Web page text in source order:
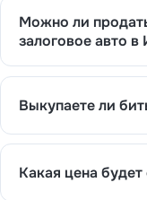
Можно ли
залоговое авто в
Выкупаете ли
Какая цена